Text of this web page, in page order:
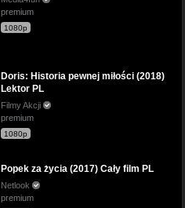
premium
1080p
Doris: Historia pewnej miłości (2018)
Lektor PL
Filmy Akcji
premium
1080p
Popek za życia (2017) Cały film PL
Netlook
premium